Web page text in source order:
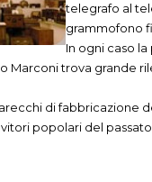
telegrafo al
grammofono
In ogni caso
Marconi trova grande
di fabbricazione
popolari del